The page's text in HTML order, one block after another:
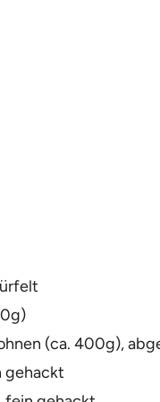
(ca. 400g),
gehackt